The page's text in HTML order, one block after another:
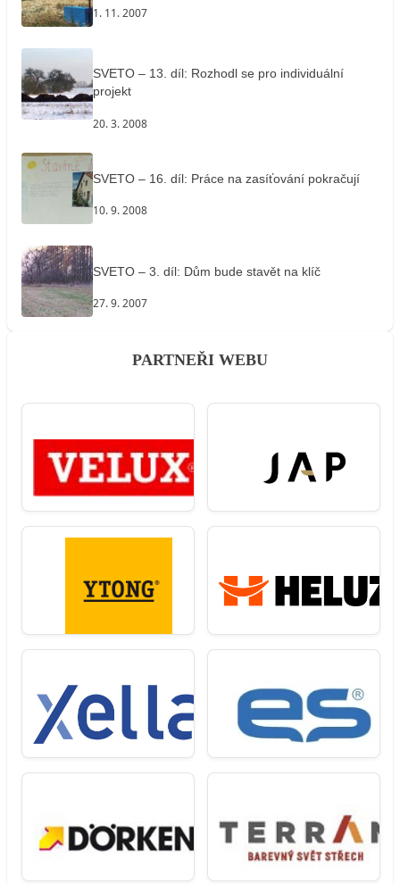
1. 11. 2007
SVETO – 13. díl: Rozhodl se pro individuální
projekt
20. 3. 2008
SVETO – 16. díl: Práce na zasíťování pokračují
10. 9. 2008
SVETO – 3. díl: Dům bude stavět na klíč
27. 9. 2007
PARTNEŘI WEBU